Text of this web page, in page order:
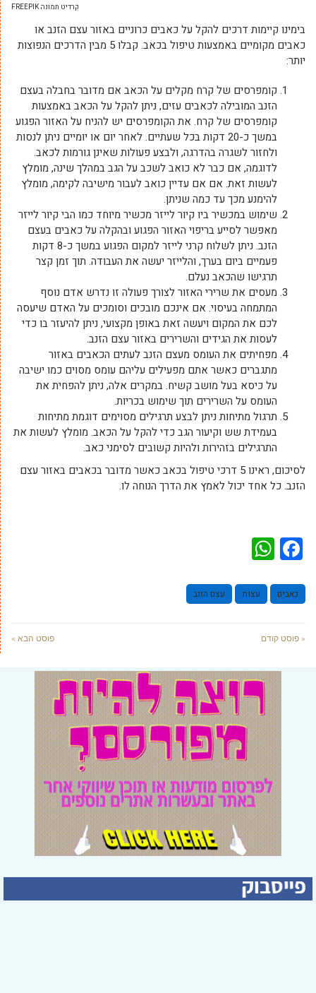
קרדיט תמונה FREEPIK
בימינו קיימות דרכים להקל על כאבים כרוניים באזור עצם הזנב או
כאבים מקומיים באמצעות טיפול בכאב. קבלו 5 מבין הדרכים הנפוצות
יותר:
קומפרסים של קרח מקלים על הכאב אם מדובר בחבלה בעצם
הזנב המובילה לכאבים עזים, ניתן להקל על הכאב באמצעות
קומפרסים של קרח. את הקומפרסים יש להניח על האזור הפגוע
במשך כ-20 דקות בכל שעתיים. לאחר יום או יומיים ניתן לנסות
ולחזור לשגרה בהדרגה, ולבצע פעולות שאינן גורמות לכאב.
לדוגמה, אם כבר לא כואב לשכב על הגב במהלך שינה, מומלץ
לעשות זאת. אם אם עדיין כואב לעבור מישיבה לקימה, מומלץ
להימנע מכך עד כמה שניתן.
שימוש במכשיר ביו קיור לייזר מכשיר מיוחד כמו הבי קיור לייזר
מאפשר לסייע בריפוי האזור הפגוע ובהקלה על כאבים בעצם
הזנב. ניתן לשלוח קרני לייזר למקום הפגוע במשך כ-8 דקות
פעמיים ביום בערך, והלייזר יעשה את העבודה. תוך זמן קצר
תרגישו שהכאב נעלם.
מעסים את שרירי האזור לצורך פעולה זו נדרש אדם נוסף
המתמחה בעיסוי. אם אינכם מובכים וסומכים על האדם שיעסה
לכם את המקום ויעשה זאת באופן מקצועי, ניתן להיעזר בו כדי
לעסות את הגידים והשרירים באזור עצם הזנב.
מפחיתים את העומס מעצם הזנב לעתים הכאבים באזור
מתגברים כאשר אתם מפעילים עליהם עומס מסוים כמו ישיבה
על כיסא בעל מושב קשיח. במקרים אלה, ניתן להפחית את
העומס על השרירים תוך שימוש בכריות.
תרגול מתיחות ניתן לבצע תרגילים מסוימים דוגמת מתיחות
בעמידת שש וקיעור הגב כדי להקל על הכאב. מומלץ לעשות את
התרגילים בזהירות ולהיות קשובים לסימני כאב.
לסיכום, ראינו 5 דרכי טיפול בכאב כאשר מדובר בכאבים באזור עצם
הזנב. כל אחד יכול לאמץ את הדרך הנוחה לו.
Facebook
כאבים עצות עצם הזנב
« פוסט קודם פוסט הבא »